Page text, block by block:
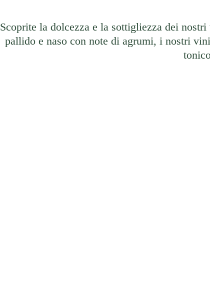
Scoprite la dolcezza e la sottigliezza dei
pallido e naso con note di agrumi, i nostri